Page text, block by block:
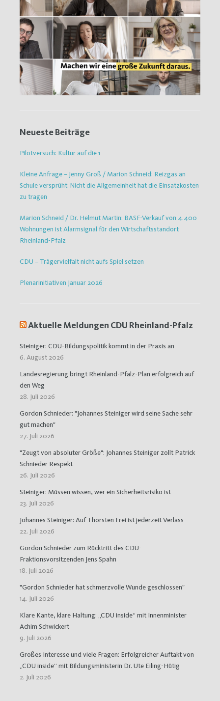
Neueste Beiträge
Pilotversuch: Kultur auf die 1
Kleine Anfrage – Jenny Groß / Marion Schneid: Reizgas an
Schule versprüht: Nicht die Allgemeinheit hat die Einsatzkosten
zu tragen
Marion Schneid / Dr. Helmut Martin: BASF-Verkauf von 4.400
Wohnungen ist Alarmsignal für den Wirtschaftsstandort
Rheinland-Pfalz
CDU – Trägervielfalt nicht aufs Spiel setzen
Plenarinitiativen Januar 2026
Aktuelle Meldungen CDU Rheinland-Pfalz
Steiniger: CDU-Bildungspolitik kommt in der Praxis an
6. August 2026
Landesregierung bringt Rheinland-Pfalz-Plan erfolgreich auf
den Weg
28. Juli 2026
Gordon Schnieder: "Johannes Steiniger wird seine Sache sehr
gut machen"
27. Juli 2026
"Zeugt von absoluter Größe": Johannes Steiniger zollt Patrick
Schnieder Respekt
26. Juli 2026
Steiniger: Müssen wissen, wer ein Sicherheitsrisiko ist
23. Juli 2026
Johannes Steiniger: Auf Thorsten Frei ist jederzeit Verlass
22. Juli 2026
Gordon Schnieder zum Rücktritt des CDU-
Fraktionsvorsitzenden Jens Spahn
18. Juli 2026
"Gordon Schnieder hat schmerzvolle Wunde geschlossen"
14. Juli 2026
Klare Kante, klare Haltung: „CDU inside“ mit Innenminister
Achim Schwickert
9. Juli 2026
Großes Interesse und viele Fragen: Erfolgreicher Auftakt von
„CDU inside“ mit Bildungsministerin Dr. Ute Eiling-Hütig
2. Juli 2026